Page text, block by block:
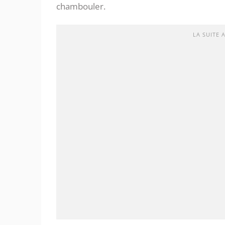
chambouler.
LA SUITE